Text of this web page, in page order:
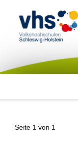
Seite 1 von 1